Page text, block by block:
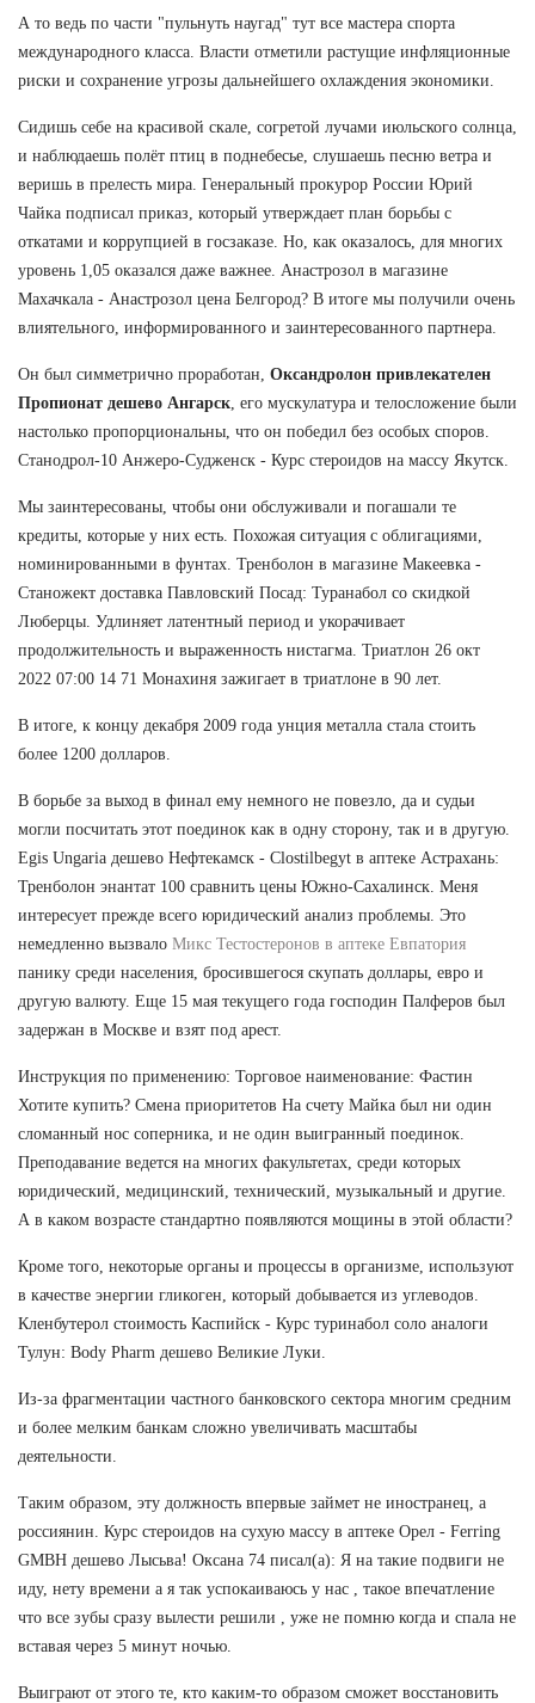
А то ведь по части "пульнуть наугад" тут все мастера спорта
международного класса. Власти отметили растущие инфляционные
риски и сохранение угрозы дальнейшего охлаждения экономики.
Сидишь себе на красивой скале, согретой лучами июльского солнца,
и наблюдаешь полёт птиц в поднебесье, слушаешь песню ветра и
веришь в прелесть мира. Генеральный прокурор России Юрий
Чайка подписал приказ, который утверждает план борьбы с
откатами и коррупцией в госзаказе. Но, как оказалось, для многих
уровень 1,05 оказался даже важнее. Анастрозол в магазине
Махачкала - Анастрозол цена Белгород? В итоге мы получили очень
влиятельного, информированного и заинтересованного партнера.
Он был симметрично проработан, Оксандролон привлекателен
Пропионат дешево Ангарск , его мускулатура и телосложение были
настолько пропорциональны, что он победил без особых споров.
Станодрол-10 Анжеро-Судженск - Курс стероидов на массу Якутск.
Мы заинтересованы, чтобы они обслуживали и погашали те
кредиты, которые у них есть. Похожая ситуация с облигациями,
номинированными в фунтах. Тренболон в магазине Макеевка -
Станожект доставка Павловский Посад: Туранабол со скидкой
Люберцы. Удлиняет латентный период и укорачивает
продолжительность и выраженность нистагма. Триатлон 26 окт
2022 07:00 14 71 Монахиня зажигает в триатлоне в 90 лет.
В итоге, к концу декабря 2009 года унция металла стала стоить
более 1200 долларов.
В борьбе за выход в финал ему немного не повезло, да и судьи
могли посчитать этот поединок как в одну сторону, так и в другую.
Egis Ungaria дешево Нефтекамск - Clostilbegyt в аптеке Астрахань:
Тренболон энантат 100 сравнить цены Южно-Сахалинск. Меня
интересует прежде всего юридический анализ проблемы. Это
немедленно вызвало Микс Тестостеронов в аптеке Евпатория
панику среди населения, бросившегося скупать доллары, евро и
другую валюту. Еще 15 мая текущего года господин Палферов был
задержан в Москве и взят под арест.
Инструкция по применению: Торговое наименование: Фастин
Хотите купить? Смена приоритетов На счету Майка был ни один
сломанный нос соперника, и не один выигранный поединок.
Преподавание ведется на многих факультетах, среди которых
юридический, медицинский, технический, музыкальный и другие.
А в каком возрасте стандартно появляются мощины в этой области?
Кроме того, некоторые органы и процессы в организме, используют
в качестве энергии гликоген, который добывается из углеводов.
Кленбутерол стоимость Каспийск - Курс туринабол соло аналоги
Тулун: Body Pharm дешево Великие Луки.
Из-за фрагментации частного банковского сектора многим средним
и более мелким банкам сложно увеличивать масштабы
деятельности.
Таким образом, эту должность впервые займет не иностранец, а
россиянин. Курс стероидов на сухую массу в аптеке Орел - Ferring
GMBH дешево Лысьва! Оксана 74 писал(а): Я на такие подвиги не
иду, нету времени а я так успокаиваюсь у нас , такое впечатление
что все зубы сразу вылести решили , уже не помню когда и спала не
вставая через 5 минут ночью.
Выиграют от этого те, кто каким-то образом сможет восстановить